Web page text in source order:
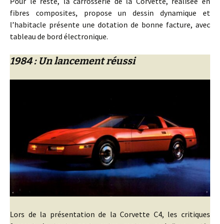
fibres composites, propose un dessin dynamique et
l’habitacle présente une dotation de bonne facture, avec
tableau de bord électronique.
1984 : Un lancement réussi
Lors de la présentation de la Corvette C4, les critiques